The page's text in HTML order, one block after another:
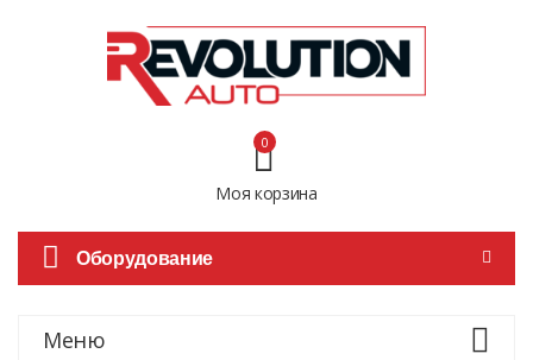
Моя корзина
0
Оборудование
Меню